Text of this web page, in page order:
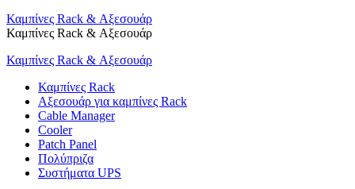
Καμπίνες Rack & Αξεσουάρ
Καμπίνες Rack & Αξεσουάρ
Καμπίνες Rack & Αξεσουάρ
Καμπίνες Rack
Αξεσουάρ για καμπίνες Rack
Cable Manager
Cooler
Patch Panel
Πολύπριζα
Συστήματα UPS